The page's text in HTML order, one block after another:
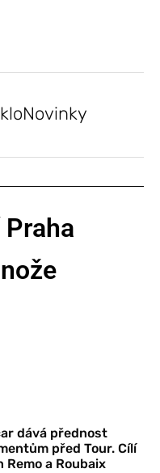
dává přednost
před Tour. Cílí
Remo a Roubaix